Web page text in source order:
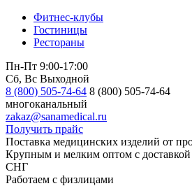
Фитнес-клубы
Гостиницы
Рестораны
Пн-Пт 9:00-17:00
Сб, Вс Выходной
8 (800) 505-74-64 8 (800) 505-74-64
многоканальный
zakaz@sanamedical.ru
Получить прайс
Поставка медицинских изделий от
Крупным и мелким оптом с
СНГ
Работаем с физлицами